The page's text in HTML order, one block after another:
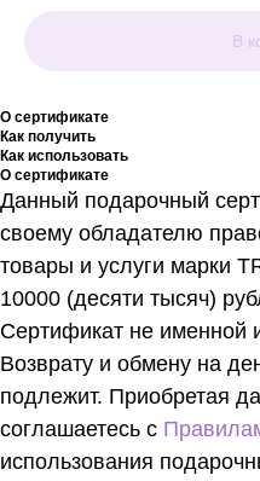
В
О сертификате
Как получить
Как использовать
О сертификате
Данный подарочный
своему обладателю
товары и услуги марки
10000 (десяти тысяч)
Сертификат не именной
Возврату и обмену на
подлежит. Приобретая
соглашаетесь с
использования